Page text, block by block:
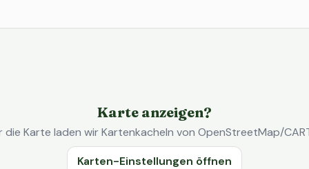
Karte anzeigen?
die Karte laden wir Kartenkacheln von OpenStreetMap/
Karten-Einstellungen öffnen